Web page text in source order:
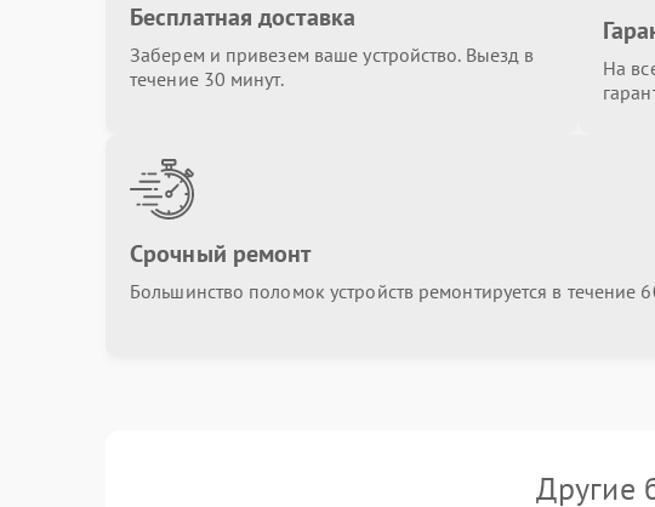
Бесплатная доставка
Заберем и привезем ваше устройство. Выезд в
течение 30 минут.
На
Срочный ремонт
Большинство поломок устройств ремонтируется в течение
Другие